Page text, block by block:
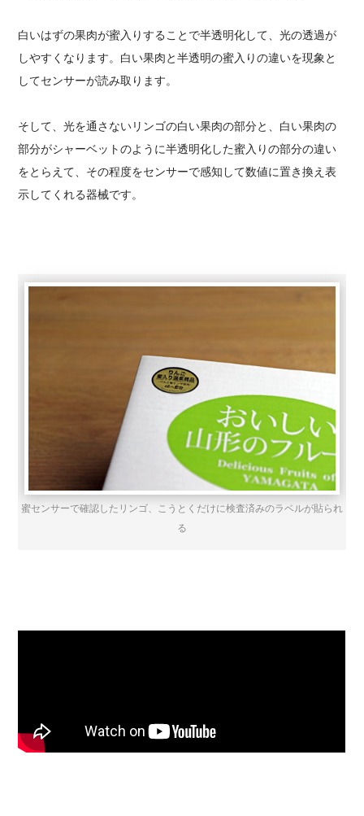
白いはずの果肉が蜜入りすることで半透明化して、光の透過が
しやすくなります。白い果肉と半透明の蜜入りの違いを現象と
してセンサーが読み取ります。
そして、光を通さないリンゴの白い果肉の部分と、白い果肉の
部分がシャーベットのように半透明化した蜜入りの部分の違い
をとらえて、その程度をセンサーで感知して数値に置き換え表
示してくれる器械です。
蜜センサーで確認したリンゴ、こうとくだけに検査済みのラベルが貼られ
る